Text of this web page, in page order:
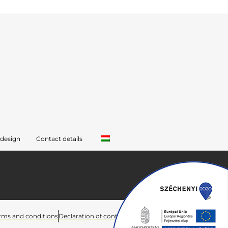
Contact details
and conditionsDeclaration of conformity